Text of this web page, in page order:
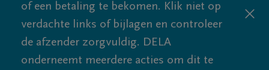
of een betaling te bekomen. Klik niet op
verdachte links of bijlagen en controleer
de afzender zorgvuldig. DELA
onderneemt meerdere acties om dit te